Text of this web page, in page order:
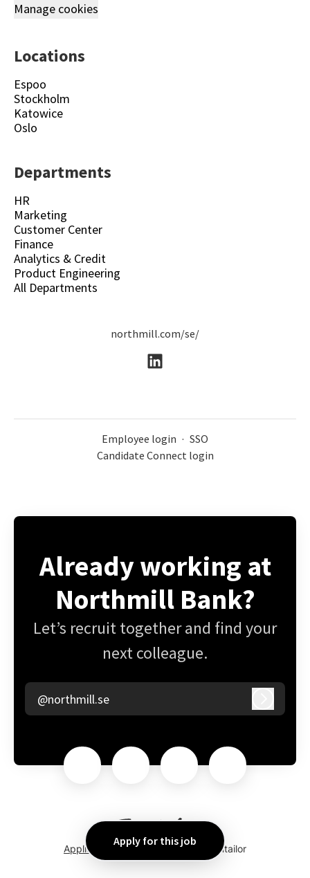
Apply for this job
Manage cookies
Locations
Espoo
Stockholm
Katowice
Oslo
Departments
HR
Marketing
Customer Center
Finance
Analytics & Credit
Product Engineering
All Departments
northmill.com/se/
Employee login · SSO
Candidate Connect login
Already working at
Northmill Bank?
Let’s recruit together and find your
next colleague.
@northmill.se
Applicant tracking systemby Teamtailor